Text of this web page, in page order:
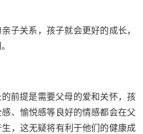
子关系，孩子就会更好的成长，
前提是需要父母的爱和关怀，孩
、愉悦感等良好的情感都会在父
，这无疑将有利于他们的健康成